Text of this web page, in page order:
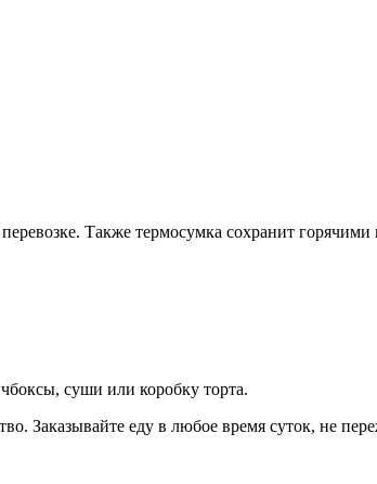
Также термосумка сохранит
суши или коробку торта.
Заказывайте еду в любое время суток, не